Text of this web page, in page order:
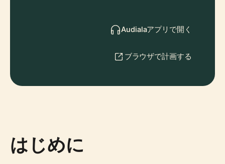
Audialaアプリで開く
ブラウザで計画する
はじめに